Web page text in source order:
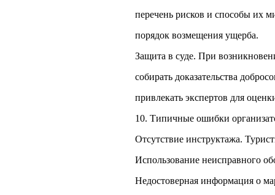
перечень рисков и способы их
порядок возмещения ущерба.
Защита в суде. При
собирать доказательства
привлекать экспертов для
10. Типичные ошибки
Отсутствие инструктажа.
Использование неисправного
Недостоверная информация о